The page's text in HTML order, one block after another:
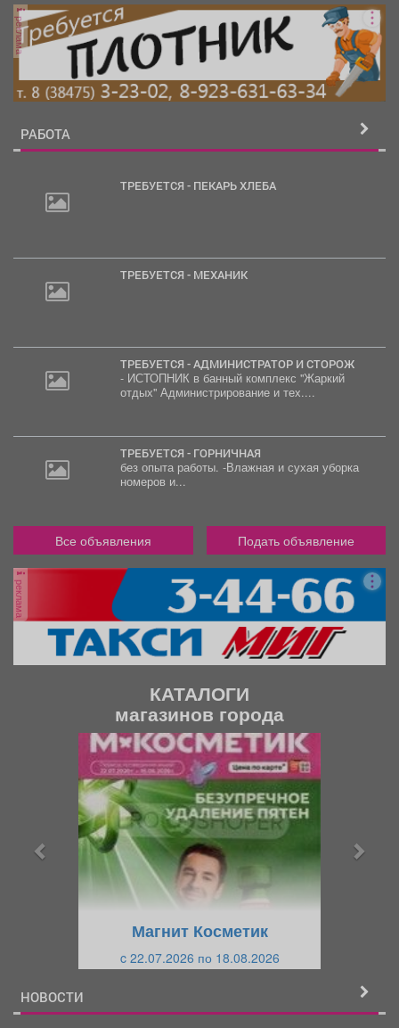
реклама
РАБОТА
ТРЕБУЕТСЯ - ПЕКАРЬ ХЛЕБА
ТРЕБУЕТСЯ - МЕХАНИК
ТРЕБУЕТСЯ - АДМИНИСТРАТОР И СТОРОЖ
- ИСТОПНИК в банный комплекс "Жаркий
отдых" Администрирование и тех....
ТРЕБУЕТСЯ - ГОРНИЧНАЯ
без опыта работы. -Влажная и сухая уборка
номеров и...
Все объявления Подать объявление
реклама
КАТАЛОГИ
магазинов города
Магнит Косметик
c 22.07.2026 по 18.08.2026
НОВОСТИ